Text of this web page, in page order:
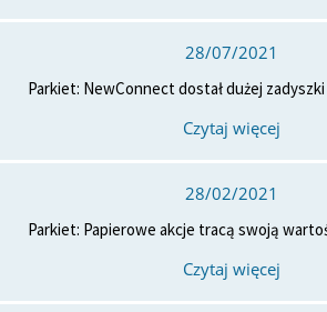
28/07/2021
Parkiet: NewConnect dostał dużej zadyszki
Czytaj więcej
28/02/2021
Parkiet: Papierowe akcje tracą swoją
Czytaj więcej